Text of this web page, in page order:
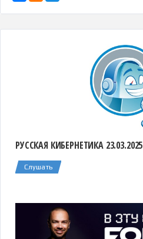
РУССКАЯ КИБЕРНЕТИКА 23.03.2025
Слушать